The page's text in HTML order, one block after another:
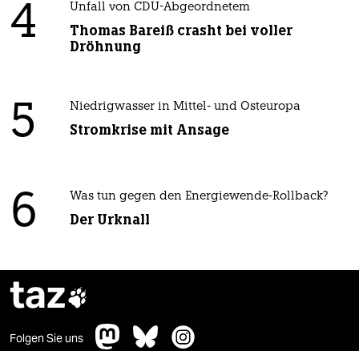
4 Unfall von CDU-Abgeordnetem
Thomas Bareiß crasht bei voller
Dröhnung
5 Niedrigwasser in Mittel- und Osteuropa
Stromkrise mit Ansage
6 Was tun gegen den Energiewende-Rollback?
Der Urknall
taz
Folgen Sie uns